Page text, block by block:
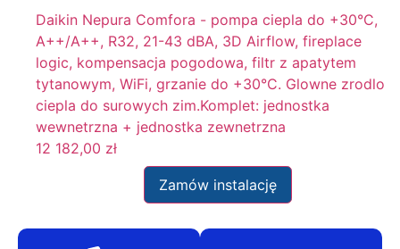
Daikin Nepura Comfora - pompa ciepla do +30°C,
A++/A++, R32, 21-43 dBA, 3D Airflow, fireplace
logic, kompensacja pogodowa, filtr z apatytem
tytanowym, WiFi, grzanie do +30°C. Glowne zrodlo
ciepla do surowych zim.Komplet: jednostka
wewnetrzna + jednostka zewnetrzna
12 182,00 zł
Zamów instalację